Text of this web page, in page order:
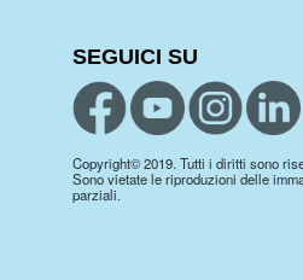
SEGUICI SU
Copyright© 2019. Tutti i diritti sono
Sono vietate le riproduzioni delle
parziali.